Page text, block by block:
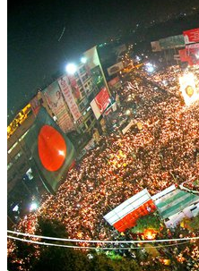
হিটলারের মৃত্যু, গোপন